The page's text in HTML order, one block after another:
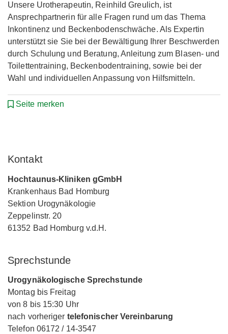
Unsere Urotherapeutin, Reinhild Greulich, ist
Ansprechpartnerin für alle Fragen rund um das Thema
Inkontinenz und Beckenbodenschwäche. Als Expertin
unterstützt sie Sie bei der Bewältigung Ihrer Beschwerden
durch Schulung und Beratung, Anleitung zum Blasen- und
Toilettentraining, Beckenbodentraining, sowie bei der
Wahl und individuellen Anpassung von Hilfsmitteln.
Seite merken
Kontakt
Hochtaunus-Kliniken gGmbH
Krankenhaus Bad Homburg
Sektion Urogynäkologie
Zeppelinstr. 20
61352 Bad Homburg v.d.H.
Sprechstunde
Urogynäkologische Sprechstunde
Montag bis Freitag
von 8 bis 15:30 Uhr
nach vorheriger telefonischer Vereinbarung
Telefon 06172 / 14-3547